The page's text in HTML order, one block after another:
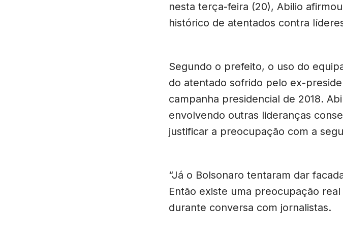
nesta terça-feira (20), Abilio
histórico de atentados contra
Segundo o prefeito, o uso do
do atentado sofrido pelo ex-
campanha presidencial de 2018.
envolvendo outras lideranças
justificar a preocupação com a
“Já o Bolsonaro tentaram dar
Então existe uma preocupação
durante conversa com jornalistas.